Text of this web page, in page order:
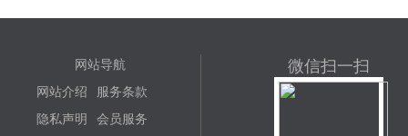
网站导航
网站介绍 服务条款
隐私声明 会员服务
微信扫一扫